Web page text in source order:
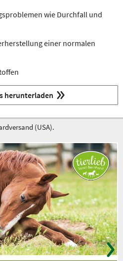
wie Durchfall und
einer normalen
herunterladen
(USA).